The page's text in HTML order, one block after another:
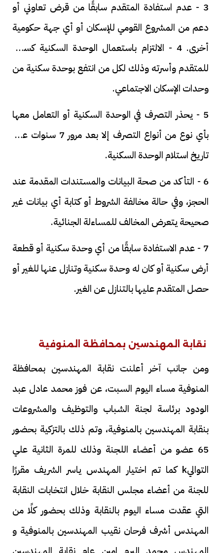
3 - عدم استفادة المتقدم سابقًا من قرض تعاوني أو
دعم من المشروع القومي للإسكان أو أي جهة حكومية
أخرى. 4 - الالتزام باستعمال الوحدة السكنية كسكن
للمتقدم وأسرته وذلك لكل من انتفع بوحدة سكنية من
وحدات الإسكان الاجتماعي.
5 - يحذر التصرف في الوحدة السكنية أو التعامل معها
بأي نوع من أنواع التصرف إلا بعد مرور 7 سنوات على
تاريخ استلام الوحدة السكنية.
6 - التأكد من صحة البيانات والمستندات المقدمة عند
الحجز، وفي حالة مخالفة الشروط أو كتابة أي بيانات غير
صحيحة يتعرض المخالف للمساءلة الجنائية.
7 - عدم الاستفادة سابقًا من أي وحدة سكنية أو قطعة
أرض سكنية أو كان له وحدة سكنية وتنازل عنها للغير أو
حصل المتقدم عليها بالتنازل عن الغير.
نقابة المهندسين بمحافظة المنوفية
ومن جانب آخر أعلنت نقابة المهندسين بمحافظة
المنوفية مساء اليوم السبت، عن فوز محمد عادل عبد
الودود برئاسة لجنة الشباب والتوظيف والمشروعات
بنقابة المهندسين بالمنوفية، وتم ذلك بالتزكية بحضور
65 عضو من أعضاء اللجنة وذلك للمرة الثانية علي
التواليk كما تم اختيار المهندس ياسر الشريف مقررًا
للجنة من أعضاء مجلس النقابة خلال انتخابات النقابة
التي عقدت مساء اليوم بالنقابة وذلك بحضور كلًا من
المهندس أشرف فرحان نقيب المهندسين بالمنوفية و